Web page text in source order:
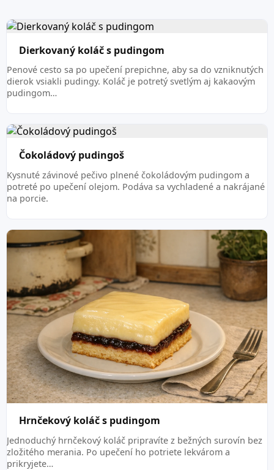
Dierkovaný koláč s pudingom
Penové cesto sa po upečení prepichne, aby sa do vzniknutých
dierok vsiakli pudingy. Koláč je potretý svetlým aj kakaovým
pudingom…
Čokoládový pudingoš
Kysnuté závinové pečivo plnené čokoládovým pudingom a
potreté po upečení olejom. Podáva sa vychladené a nakrájané
na porcie.
Hrnčekový koláč s pudingom
Jednoduchý hrnčekový koláč pripravíte z bežných surovín bez
zložitého merania. Po upečení ho potriete lekvárom a
prikryjete…